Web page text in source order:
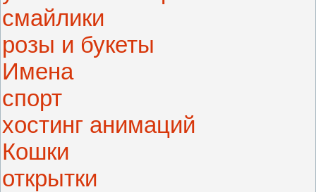
смайлики
розы и букеты
Имена
спорт
хостинг анимаций
Кошки
открытки